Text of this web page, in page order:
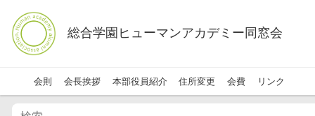
総合学園ヒューマンアカデミー同窓会
会則 会長挨拶 本部役員紹介 住所変更 会費 リンク